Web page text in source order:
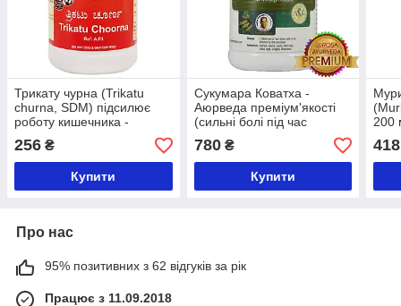
Трикату чурна (Trikatu
churna, SDM) підсилює
роботу кишечника -
Аюрведа преміум якості,
100 грам
256 ₴
Купити
Сукумара Коватха -
Аюрведа преміум'якості
(сильні болі під час
менструації), 100 таблеток
780₴
Купити
200
418
Про нас
95% позитивних з 62 відгуків за рік
Працює з 11.09.2018